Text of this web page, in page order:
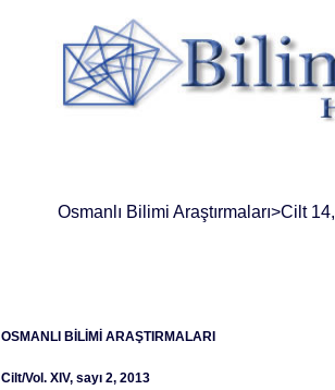
Osmanlı Bilimi Araştırmaları>Cilt
OSMANLI BİLİMİ ARAŞTIRMALARI
Cilt/Vol. XIV, sayı 2, 2013